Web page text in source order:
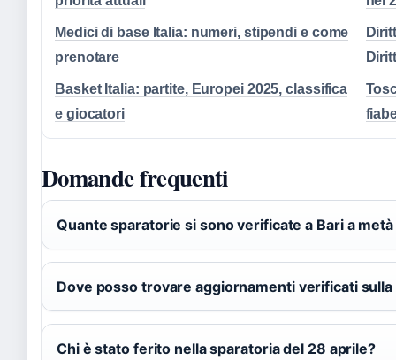
Medici di base Italia: numeri, stipendi e come
prenotare
Basket Italia: partite, Europei 2025, classifica
e giocatori
Domande frequenti
Quante sparatorie si sono verificate a Bari a
Dove posso trovare aggiornamenti verificati sulla
Chi è stato ferito nella sparatoria del 28 aprile?